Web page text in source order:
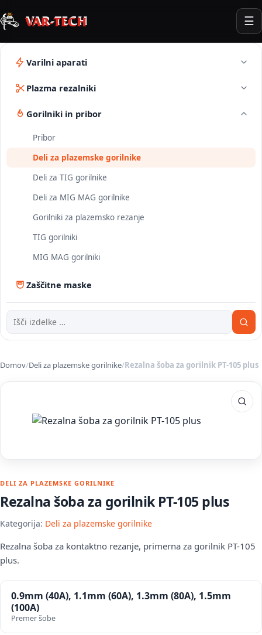
☰
Varilni aparati
Plazma rezalniki
Gorilniki in pribor
Pribor
Deli za plazemske gorilnike
Deli za TIG gorilnike
Deli za MIG MAG gorilnike
Gorilniki za plazemsko rezanje
TIG gorilniki
MIG MAG gorilniki
Zaščitne maske
Domov/Deli za plazemske gorilnike/Rezalna šoba za gorilnik PT-105 plus
DELI ZA PLAZEMSKE GORILNIKE
Rezalna šoba za gorilnik PT-105 plus
Kategorija: Deli za plazemske gorilnike
Rezalna šoba za kontaktno rezanje, primerna za gorilnik PT-105
plus.
0.9mm (40A), 1.1mm (60A), 1.3mm (80A), 1.5mm
(100A)
Premer šobe